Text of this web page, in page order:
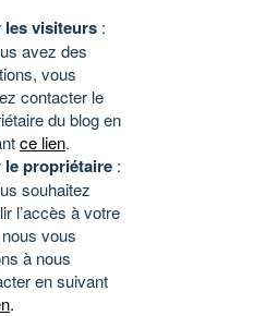
les visiteurs :
avez des
vous
contacter le
du blog en
ce lien.
le propriétaire :
souhaitez
l’accès à votre
vous
à nous
en suivant
.